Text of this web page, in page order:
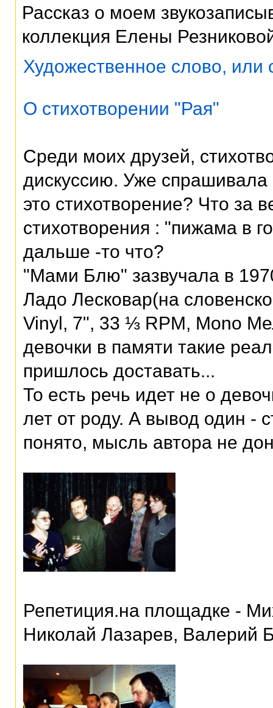
Рассказ о моем
коллекция Елены
Художественное слово, или
О стихотворении "Рая"
Среди моих друзей,
дискуссию. Уже спрашивала
это стихотворение? Что за
стихотворения : "пижама в
дальше -то что?
"Мами Блю" зазвучала в
Ладо Лесковар(на
Vinyl, 7", 33 ⅓ RPM, Mono
девочки в памяти такие
пришлось доставать...
То есть речь идет не о
лет от роду. А вывод один -
понято, мысль автора не
Репетиция.на площадке -
Николай Лазарев, Валерий